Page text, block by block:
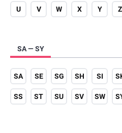
U V W X Y Z
SA — SY
SA SE SG SH SI
SS ST SU SV SW